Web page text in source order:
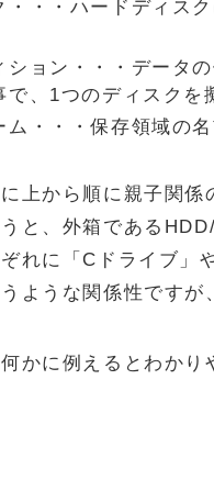
・・・ハードディス
ション・・・データ
で、1つのディスクを
ム・・・保存領域の名
上から順に親子関係
と、外箱である
れに「Cドライブ」
ような関係性ですが
かに例えるとわか